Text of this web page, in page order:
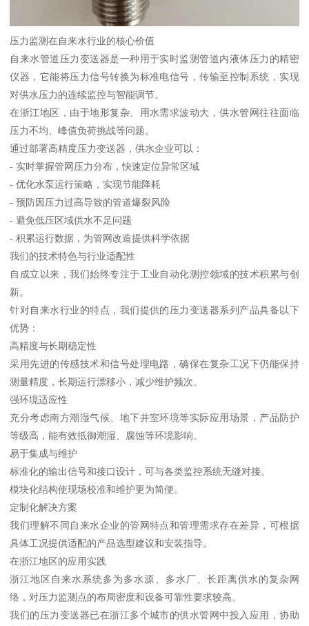
压力监测在自来水行业的核心价值
自来水管道压力变送器是一种用于实时监测管道内液体压力的精密
仪器，它能将压力信号转换为标准电信号，传输至控制系统，实现
对供水压力的连续监控与智能调节。
在浙江地区，由于地形复杂、用水需求波动大，供水管网往往面临
压力不均、峰值负荷挑战等问题。
通过部署高精度压力变送器，供水企业可以：
- 实时掌握管网压力分布，快速定位异常区域
- 优化水泵运行策略，实现节能降耗
- 预防因压力过高导致的管道爆裂风险
- 避免低压区域供水不足问题
- 积累运行数据，为管网改造提供科学依据
我们的技术特色与行业适配性
自成立以来，我们始终专注于工业自动化测控领域的技术积累与创
新。
针对自来水行业的特点，我们提供的压力变送器系列产品具备以下
优势：
高精度与长期稳定性
采用先进的传感技术和信号处理电路，确保在复杂工况下仍能保持
测量精度，长期运行漂移小，减少维护频次。
强环境适应性
充分考虑南方潮湿气候、地下井室环境等实际应用场景，产品防护
等级高，能有效抵御潮湿、腐蚀等环境影响。
易于集成与维护
标准化的输出信号和接口设计，可与各类监控系统无缝对接。
模块化结构使现场校准和维护更为简便。
定制化解决方案
我们理解不同自来水企业的管网特点和管理需求存在差异，可根据
具体工况提供适配的产品选型建议和安装指导。
在浙江地区的应用实践
浙江地区自来水系统多为多水源、多水厂、长距离供水的复杂网
络，对压力监测点的布局密度和设备可靠性要求较高。
我们的压力变送器已在浙江多个城市的供水管网中投入应用，协助